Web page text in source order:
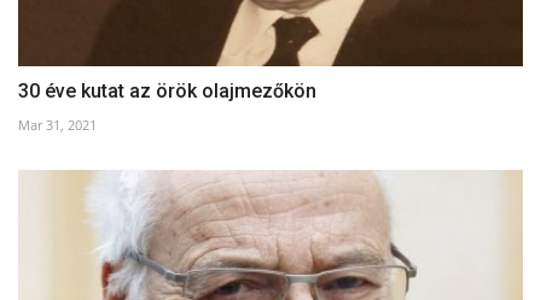
30 éve kutat az örök olajmezőkön
Mar 31, 2021